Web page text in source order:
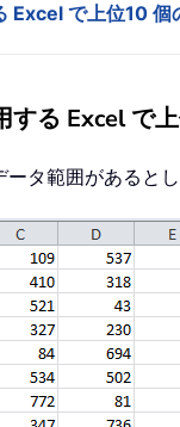
Excel で上位10 個
する Excel で
タ範囲があると